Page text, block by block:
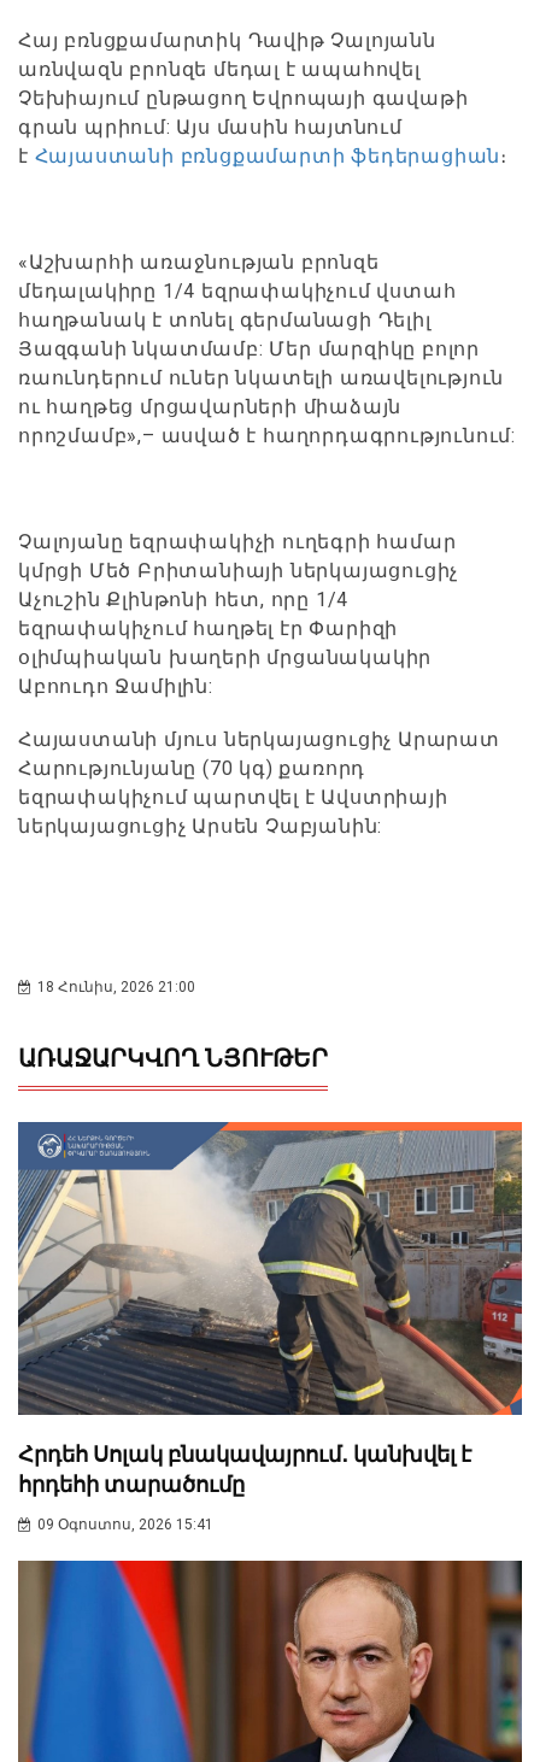
Հայ բռնցքամարտիկ Դավիթ Չալոյանն
առնվազն բրոնզե մեդալ է ապահովել
Չեխիայում ընթացող Եվրոպայի գավաթի
գրան պրիում: Այս մասին հայտնում
է Հայաստանի բռնցքամարտի ֆեդերացիան։
«Աշխարհի առաջնության բրոնզե
մեդալակիրը 1/4 եզրափակիչում վստահ
հաղթանակ է տոնել գերմանացի Դելիլ
Յազգանի նկատմամբ: Մեր մարզիկը բոլոր
ռաունդերում ուներ նկատելի առավելություն
ու հաղթեց մրցավարների միաձայն
որոշմամբ»,– ասված է հաղորդագրությունում:
Չալոյանը եզրափակիչի ուղեգրի համար
կմրցի Մեծ Բրիտանիայի ներկայացուցիչ
Աչուշին Քլինթոնի հետ, որը 1/4
եզրափակիչում հաղթել էր Փարիզի
օլիմպիական խաղերի մրցանակակիր
Աբոուդո Ջամիլին:
Հայաստանի մյուս ներկայացուցիչ Արարատ
Հարությունյանը (70 կգ) քառորդ
եզրափակիչում պարտվել է Ավստրիայի
ներկայացուցիչ Արսեն Չաբյանին:
18 Հունիս, 2026 21:00
ԱՌԱՋԱՐԿՎՈՂ ՆՅՈՒԹԵՐ
Հրդեհ Սոլակ բնակավայրում․ կանխվել է
հրդեհի տարածումը
09 Օգոստոս, 2026 15:41